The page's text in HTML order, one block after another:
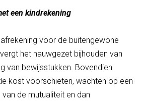
een kindrekening
voor de buitengewone
het nauwgezet bijhouden van
van bewijsstukken. Bovendien
kost voorschieten, wachten op een
de mutualiteit en dan